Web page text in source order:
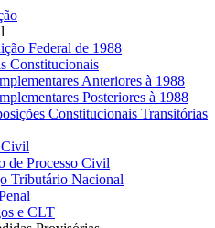
Federal de 1988
Constitucionais
Anteriores à 1988
Posteriores à 1988
Constitucionais Transitórias
de Processo Civil
Tributário Nacional
e CLT